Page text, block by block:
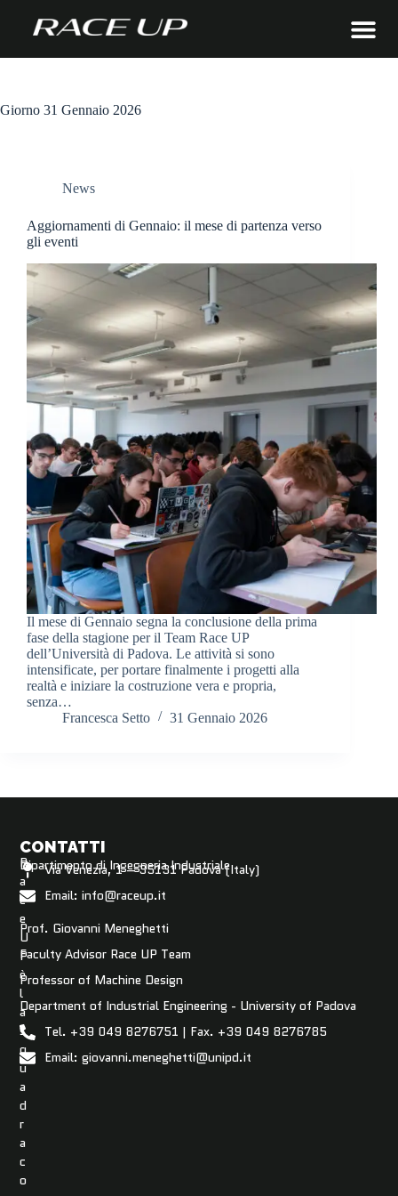
Giorno 31 Gennaio 2026
News
Aggiornamenti di Gennaio: il mese di partenza verso
gli eventi
Il mese di Gennaio segna la conclusione della prima
fase della stagione per il Team Race UP
dell’Università di Padova. Le attività si sono
intensificate, per portare finalmente i progetti alla
realtà e iniziare la costruzione vera e propria,
senza…
Francesca Setto
31 Gennaio 2026
R
a
c
e
U
P
è
l
a
s
q
u
a
d
r
a
c
o
CONTATTI
Dipartimento di Ingegneria Industriale
Via Venezia, 1 – 35131 Padova (Italy)
Email: info@raceup.it
Prof. Giovanni Meneghetti
Faculty Advisor Race UP Team
Professor of Machine Design
Department of Industrial Engineering - University of Padova
Tel. +39 049 8276751 | Fax. +39 049 8276785
Email: giovanni.meneghetti@unipd.it